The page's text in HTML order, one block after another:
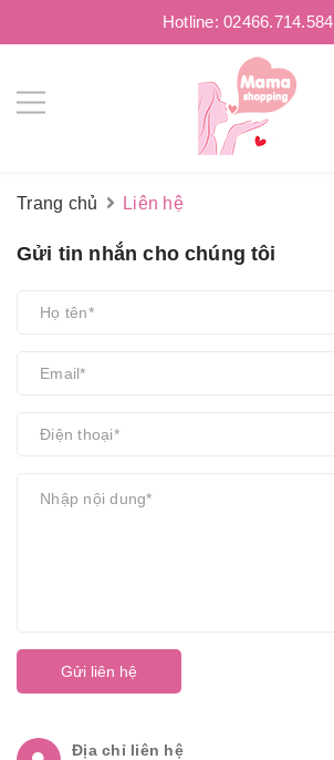
Hotline: 02466.714.584
Trang chủ Liên hệ
Gửi tin nhắn cho chúng tôi
Gửi liên hệ
Địa chỉ liên hệ